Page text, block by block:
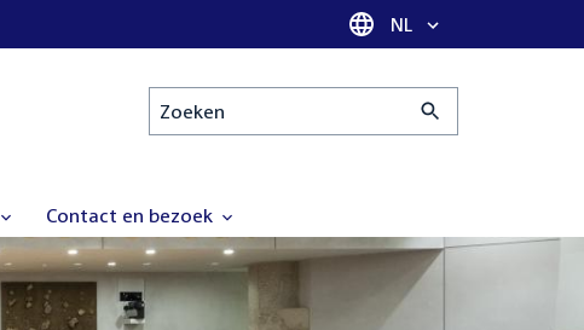
Taal selectie
NL
Zoeken
Contact en bezoek